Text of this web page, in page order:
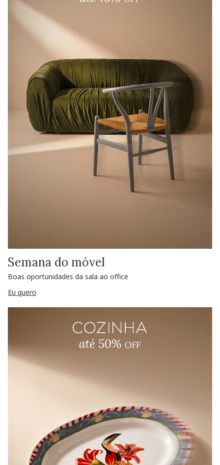
Semana do móvel
Boas oportunidades da sala ao office
Eu quero